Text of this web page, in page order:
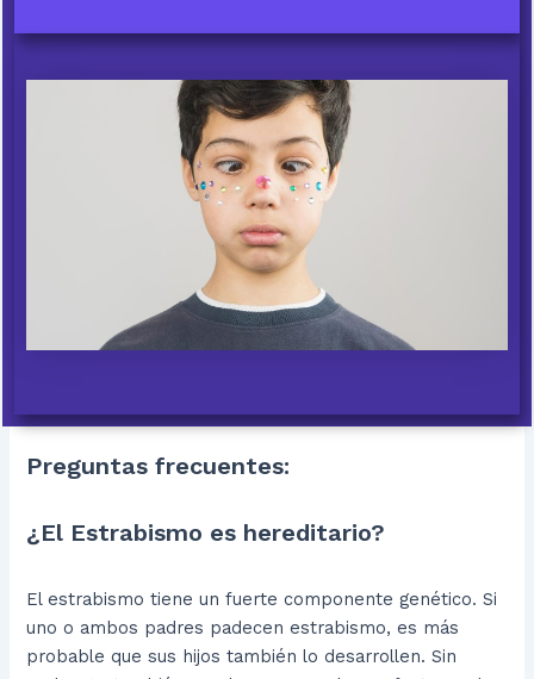
Preguntas frecuentes:
¿El Estrabismo es hereditario?
El estrabismo tiene un fuerte componente genético. Si
uno o ambos padres padecen estrabismo, es más
probable que sus hijos también lo desarrollen. Sin